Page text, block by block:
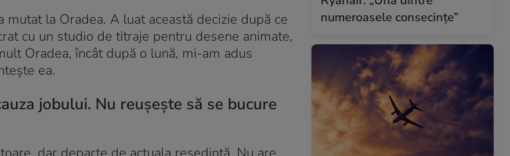
la Oradea. A luat această decizie după ce
cu un studio de titraje pentru desene animate,
Oradea, încât după o lună, mi-am adus
ea.
jobului. Nu reușește să se bucure
numeroasele consecințe”